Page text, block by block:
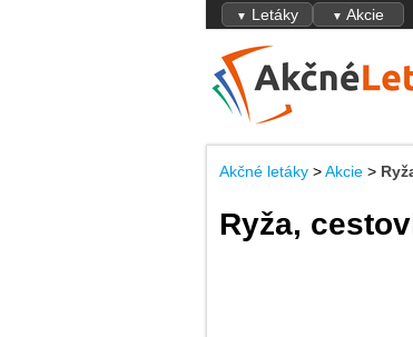
▼ Letáky ▼ Akcie
Akčné letáky>Akcie>
Ryža,